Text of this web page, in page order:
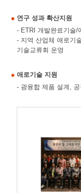
연구 성과 확산지원
- ETRI 개발완료기술/
- 지역 산업체 애로기
기술교류회 운영
애로기술 지원
- 광융합 제품 설계,